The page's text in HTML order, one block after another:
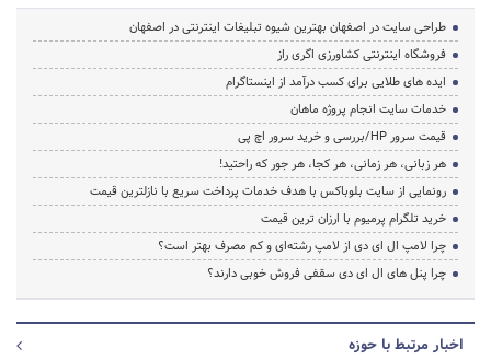
طراحی سایت در اصفهان بهترین شیوه تبلیغات اینترنتی در اصفهان
فروشگاه اینترنتی کشاورزی اگری راز
ایده های طلایی برای کسب درآمد از اینستاگرام
خدمات سایت انجام پروژه ماهان
قیمت سرور HP/بررسی و خرید سرور اچ پی
هر زبانی، هر زمانی، هر کجا، هر جور که راحتید!
رونمایی از سایت بلوباکس با هدف خدمات پرداخت سریع با نازلترین قیمت
خرید تلگرام پرمیوم با ارزان ترین قیمت
چرا لامپ ال ای دی از لامپ رشته‌ای و کم مصرف بهتر است؟
چرا پنل های ال ای دی سقفی فروش خوبی دارند؟
اخبار مرتبط با حوزه